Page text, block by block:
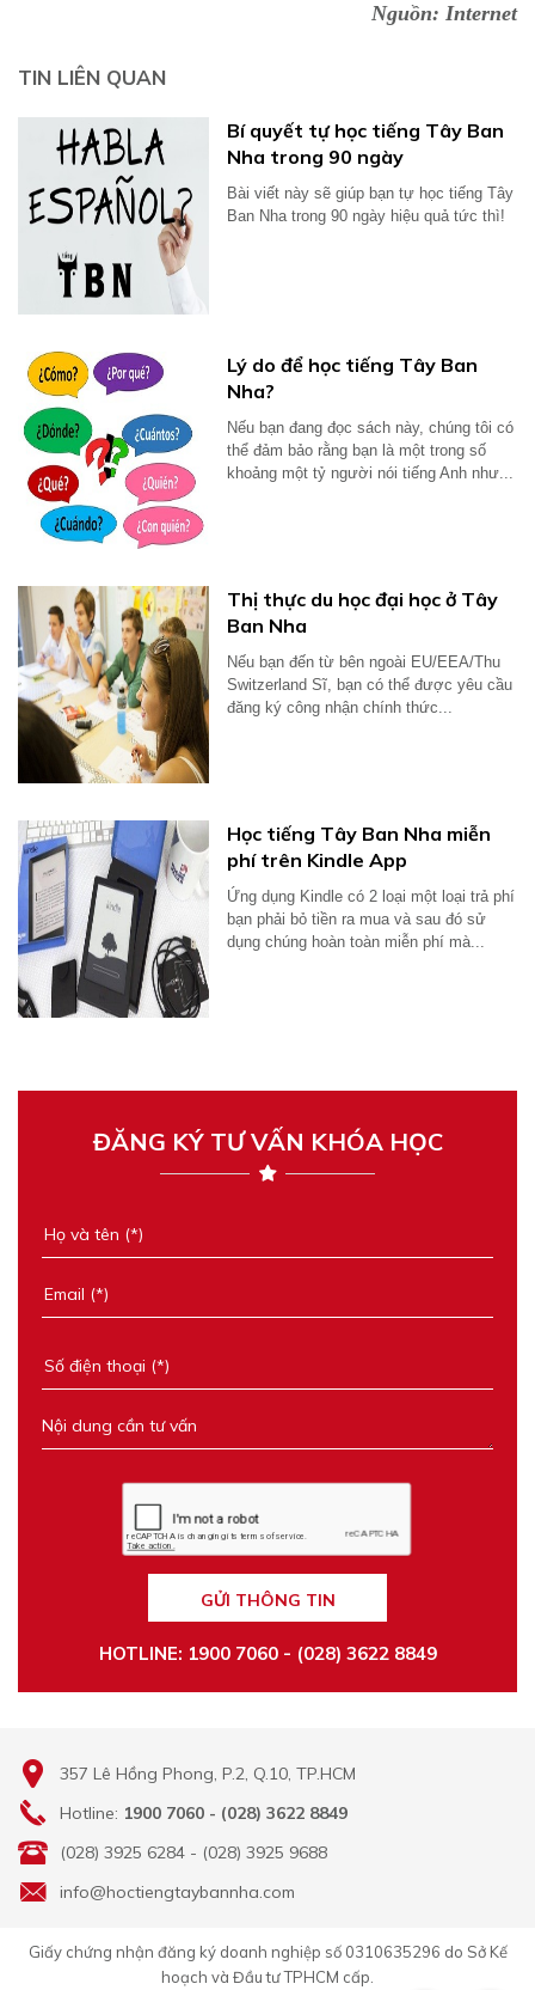
Nguồn: Internet
TIN LIÊN QUAN
Bí quyết tự học tiếng Tây Ban
Nha trong 90 ngày
Bài viết này sẽ giúp bạn tự học tiếng Tây
Ban Nha trong 90 ngày hiệu quả tức thì!
Lý do để học tiếng Tây Ban
Nha?
Nếu bạn đang đọc sách này, chúng tôi có
thể đảm bảo rằng bạn là một trong số
khoảng một tỷ người nói tiếng Anh như...
Thị thực du học đại học ở Tây
Ban Nha
Nếu bạn đến từ bên ngoài EU/EEA/Thu
Switzerland Sĩ, bạn có thể được yêu cầu
đăng ký công nhận chính thức...
Học tiếng Tây Ban Nha miễn
phí trên Kindle App
Ứng dụng Kindle có 2 loại một loại trả phí
bạn phải bỏ tiền ra mua và sau đó sử
dụng chúng hoàn toàn miễn phí mà...
ĐĂNG KÝ TƯ VẤN KHÓA HỌC
GỬI THÔNG TIN
HOTLINE: 1900 7060 - (028) 3622 8849
357 Lê Hồng Phong, P.2, Q.10, TP.HCM
Hotline: 1900 7060 - (028) 3622 8849
(028) 3925 6284 - (028) 3925 9688
info@hoctiengtaybannha.com
Giấy chứng nhận đăng ký doanh nghiệp số 0310635296 do Sở Kế
hoạch và Đầu tư TPHCM cấp.